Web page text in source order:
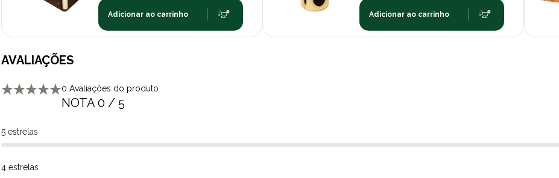
Adicionar ao carrinho Adicionar ao carrinho
AVALIAÇÕES
0 Avaliações do produto
NOTA 0 / 5
5 estrelas
4 estrelas